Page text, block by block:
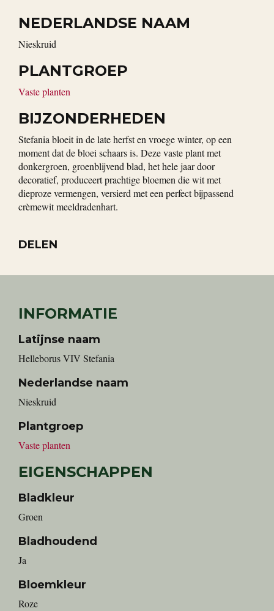
NEDERLANDSE NAAM
Nieskruid
PLANTGROEP
Vaste planten
BIJZONDERHEDEN
Stefania bloeit in de late herfst en vroege winter, op een
moment dat de bloei schaars is. Deze vaste plant met
donkergroen, groenblijvend blad, het hele jaar door
decoratief, produceert prachtige bloemen die wit met
dieproze vermengen, versierd met een perfect bijpassend
crèmewit meeldradenhart.
DELEN
INFORMATIE
Latijnse naam
Helleborus VIV Stefania
Nederlandse naam
Nieskruid
Plantgroep
Vaste planten
EIGENSCHAPPEN
Bladkleur
Groen
Bladhoudend
Ja
Bloemkleur
Roze